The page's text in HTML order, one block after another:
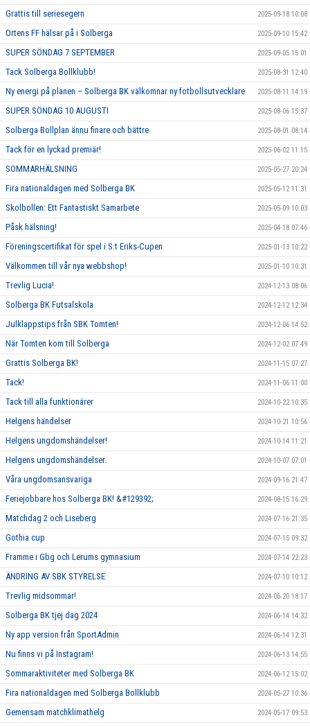
Grattis till seriesegern 2025-09-18 10:08
Ortens FF hälsar på i Solberga 2025-09-10 15:42
SUPER SÖNDAG 7 SEPTEMBER 2025-09-05 15:01
Tack Solberga Bollklubb! 2025-08-31 12:40
Ny energi på planen – Solberga BK välkomnar ny fotbollsutvecklare 2025-08-11 14:19
SUPER SÖNDAG 10 AUGUSTI 2025-08-06 15:37
Solberga Bollplan ännu finare och bättre 2025-08-01 08:14
Tack för en lyckad premiär! 2025-06-02 11:15
SOMMARHÄLSNING 2025-05-27 20:24
Fira nationaldagen med Solberga BK 2025-05-12 11:31
Skolbollen: Ett Fantastiskt Samarbete 2025-05-09 10:03
Påsk hälsning! 2025-04-18 07:46
Föreningscertifikat för spel i S:t Eriks-Cupen 2025-01-13 10:22
Välkommen till vår nya webbshop! 2025-01-10 10:31
Trevlig Lucia! 2024-12-13 08:06
Solberga BK Futsalskola 2024-12-12 12:34
Julklappstips från SBK Tomten! 2024-12-06 14:52
När Tomten kom till Solberga 2024-12-02 07:49
Grattis Solberga BK! 2024-11-15 07:27
Tack! 2024-11-06 11:00
Tack till alla funktionärer 2024-10-22 10:35
Helgens händelser 2024-10-21 10:56
Helgens ungdomshändelser! 2024-10-14 11:21
Helgens ungdomshändelser. 2024-10-07 07:01
Våra ungdomsansvariga 2024-09-16 21:47
Feriejobbare hos Solberga BK! &#129392; 2024-08-15 16:29
Matchdag 2 och Liseberg 2024-07-16 21:35
Gothia cup 2024-07-15 09:32
Framme i Gbg och Lerums gymnasium 2024-07-14 22:23
ÄNDRING AV SBK STYRELSE 2024-07-10 10:12
Trevlig midsommar! 2024-06-20 18:17
Solberga BK tjej dag 2024 2024-06-14 14:32
Ny app version från SportAdmin 2024-06-14 12:31
Nu finns vi på Instagram! 2024-06-13 14:55
Sommaraktiviteter med Solberga BK 2024-06-12 15:02
Fira nationaldagen med Solberga Bollklubb 2024-05-27 10:36
Gemensam matchklimathelg 2024-05-17 09:53